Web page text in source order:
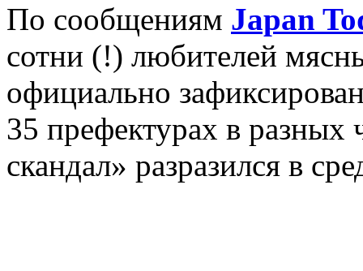
По сообщениям Japan
сотни (!) любителей
официально
35 префектурах в
скандал» разразился в